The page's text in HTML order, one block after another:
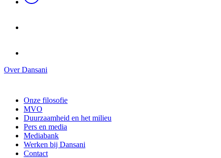
Over Dansani
Onze filosofie
MVO
Duurzaamheid en het milieu
Pers en media
Mediabank
Werken bij Dansani
Contact